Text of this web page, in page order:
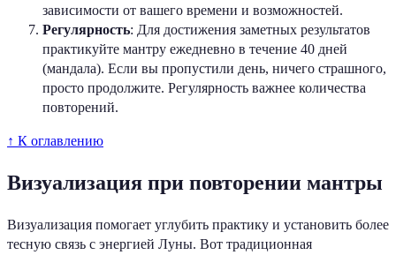
зависимости от вашего времени и возможностей.
Регулярность: Для достижения заметных результатов
практикуйте мантру ежедневно в течение 40 дней
(мандала). Если вы пропустили день, ничего страшного,
просто продолжите. Регулярность важнее количества
повторений.
↑ К оглавлению
Визуализация при повторении мантры
Визуализация помогает углубить практику и установить более
тесную связь с энергией Луны. Вот традиционная